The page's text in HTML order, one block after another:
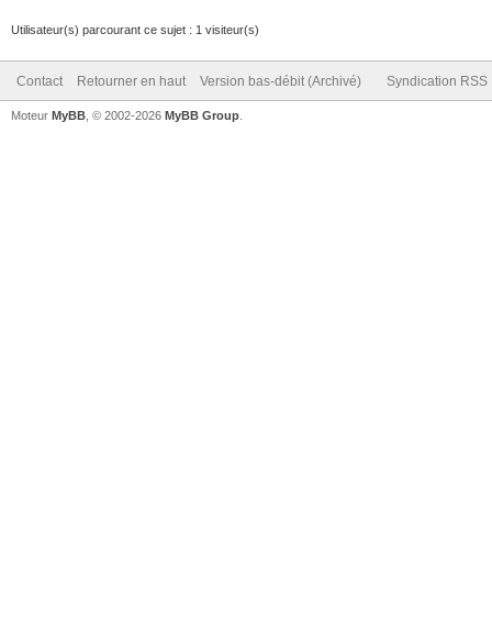
Utilisateur(s) parcourant ce sujet : 1 visiteur(s)
Contact Retourner en haut Version bas-débit (Archivé) Syndication RSS
Moteur MyBB , © 2002-2026 MyBB Group